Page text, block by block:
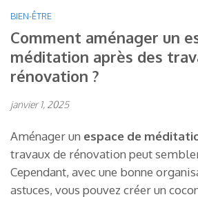
BIEN-ÊTRE
Comment aménager un
méditation après des
rénovation ?
janvier 1, 2025
Aménager un espace de
travaux de rénovation peut
Cependant, avec une bonne
astuces, vous pouvez créer un